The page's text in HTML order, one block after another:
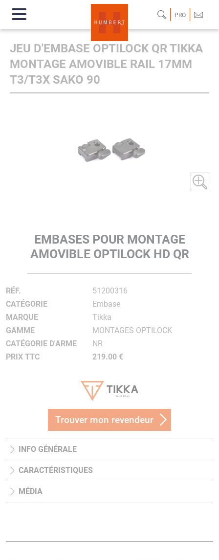
PRO
JEU D'EMBASE OPTILOCK QR TIKKA
MONTAGE AMOVIBLE RAIL 17MM
T3/T3X SAKO 90
EMBASES POUR MONTAGE
AMOVIBLE OPTILOCK HD QR
RÉF.
51200316
CATÉGORIE
Embase
MARQUE
Tikka
GAMME
MONTAGES OPTILOCK
CATÉGORIE D'ARME
NR
PRIX TTC
219.00 €
Trouver mon revendeur
INFO GÉNÉRALE
CARACTÉRISTIQUES
MÉDIA